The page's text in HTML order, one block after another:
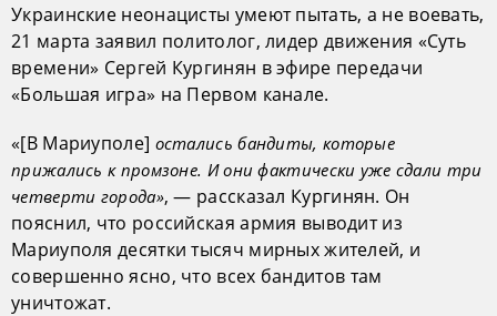
Украинские неонацисты умеют пытать, а не воевать,
21 марта заявил политолог, лидер движения «Суть
времени» Сергей Кургинян в эфире передачи
«Большая игра» на Первом канале.
«[В Мариуполе] остались бандиты, которые
прижались к промзоне. И они фактически уже сдали три
четверти города», — рассказал Кургинян. Он
пояснил, что российская армия выводит из
Мариуполя десятки тысяч мирных жителей, и
совершенно ясно, что всех бандитов там
уничтожат.